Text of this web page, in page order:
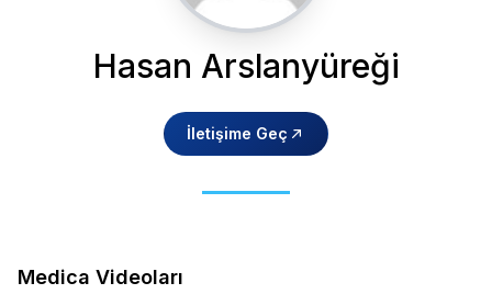
Hasan Arslanyüreği
İletişime Geç
Medica Videoları